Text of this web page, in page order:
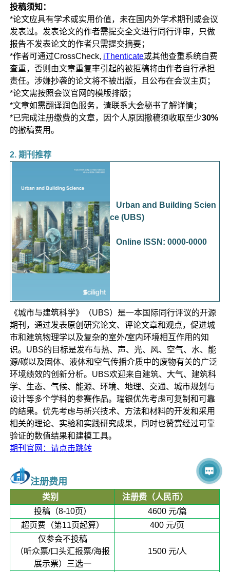
投稿须知：
*论文应具有学术或实用价值，未在国内外学术期刊或会议
发表过。发表论文的作者需提交全文进行同行评审，只做
报告不发表论文的作者只需提交摘要；
*作者可通过CrossCheck, iThenticate或其他查重系统自费
查重，否则由文章重复率引起的被拒稿将由作者自行承担
责任。涉嫌抄袭的论文将不被出版，且公布在会议主页；
*论文需按照会议官网的模版排版；
*文章如需翻译润色服务，请联系大会秘书了解详情；
*已完成注册缴费的文章，因个人原因撤稿须收取至少30%
的撤稿费用。
2. 期刊推荐
Urban and Building Scien
ce (UBS)
Online ISSN: 0000-0000
《城市与建筑科学》（UBS）是一本国际同行评议的开源
期刊，通过发表原创研究论文、评论文章和观点，促进城
市和建筑物理学以及复杂的室外/室内环境相互作用的知
识。UBS的目标是发布与热、声、光、风、空气、水、能
源/碳以及固体、液体和空气传播介质中的废物有关的广泛
环境绩效的创新分析。UBS欢迎来自建筑、大气、建筑科
学、生态、气候、能源、环境、地理、交通、城市规划与
设计等多个学科的参赛作品。瑞银优先考虑可复制和可靠
的结果。优先考虑与新兴技术、方法和材料的开发和采用
相关的理论、实验和实践研究成果，同时也赞赏经过可靠
验证的数值结果和建模工具。
期刊官网：请点击跳转
注册费用
类别
注册费（人民币）
投稿（8-10页）
4600 元/篇
超页费（第11页起算）
400 元/页
仅参会不投稿
（听众票/口头汇报票/海报
展示票）三选一
1500 元/人